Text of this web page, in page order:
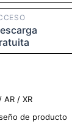
AR / XR
de producto